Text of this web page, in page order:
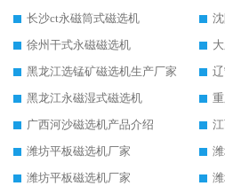
长沙ct永磁筒式磁选机
徐州干式永磁磁选机
黑龙江选锰矿磁选机生产厂家
黑龙江永磁湿式磁选机
广西河沙磁选机产品介绍
潍坊平板磁选机厂家
潍坊平板磁选机厂家